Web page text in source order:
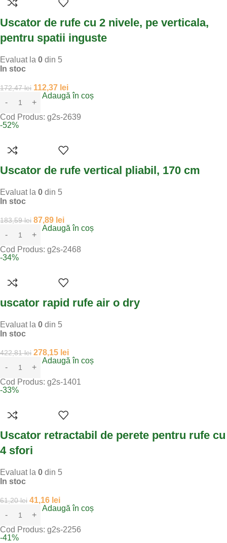
Uscator de rufe cu 2 nivele, pe verticala,
pentru spatii inguste
Evaluat la 0 din 5
In stoc
172,47lei 112,37 lei
Adaugă în coș
Cod Produs: g2s-2639
-52%
Uscator de rufe vertical pliabil, 170 cm
Evaluat la 0 din 5
In stoc
183,59lei 87,89 lei
Adaugă în coș
Cod Produs: g2s-2468
-34%
uscator rapid rufe air o dry
Evaluat la 0 din 5
In stoc
422,81lei 278,15 lei
Adaugă în coș
Cod Produs: g2s-1401
-33%
Uscator retractabil de perete pentru rufe cu
4 sfori
Evaluat la 0 din 5
In stoc
61,20lei 41,16 lei
Adaugă în coș
Cod Produs: g2s-2256
-41%